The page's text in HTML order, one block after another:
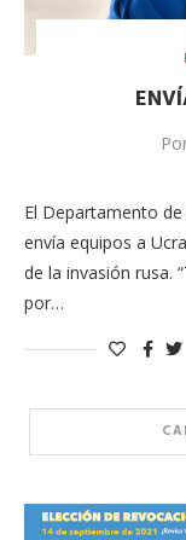
El Departamento
envía equipos a
de la invasión rusa.
por…